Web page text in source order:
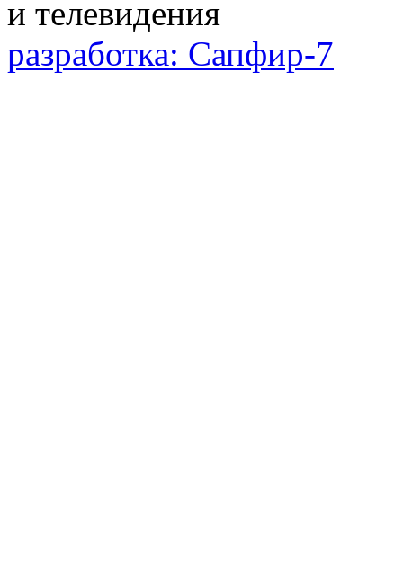
разработка: Сапфир-7